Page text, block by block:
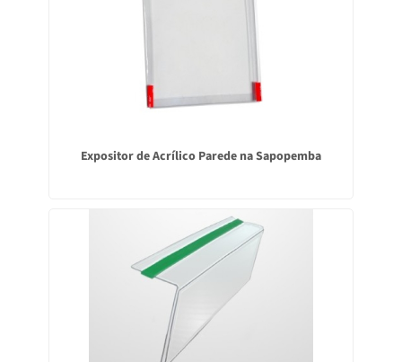
Expositor de Acrílico Parede na Sapopemba